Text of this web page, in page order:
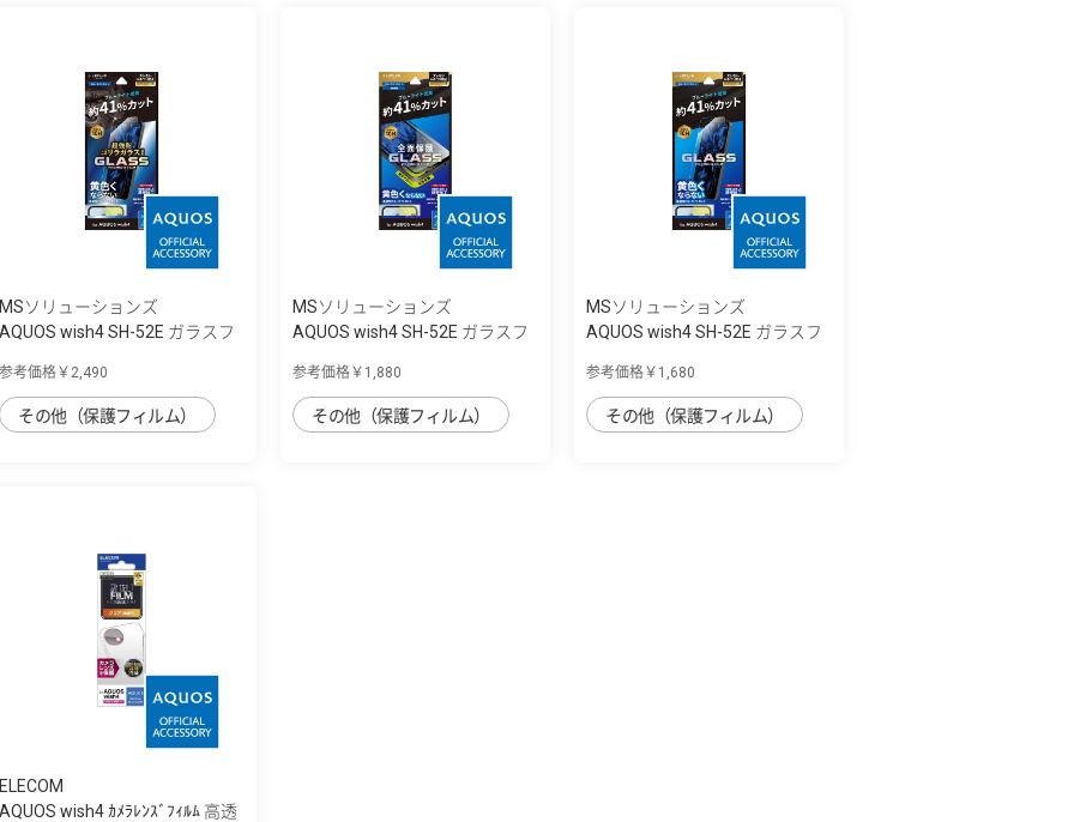
MSソリューションズ
AQUOS wish4 SH-52E ガラスフ
参考価格￥2,490
その他（保護フィルム）
MSソリューションズ
AQUOS wish4 SH-52E ガラスフ
参考価格￥1,880
その他（保護フィルム）
MSソリューションズ
AQUOS wish4 SH-52E ガラスフ
参考価格￥1,680
その他（保護フィルム）
ELECOM
AQUOS wish4 ｶﾒﾗﾚﾝｽﾞﾌｨﾙﾑ 高透